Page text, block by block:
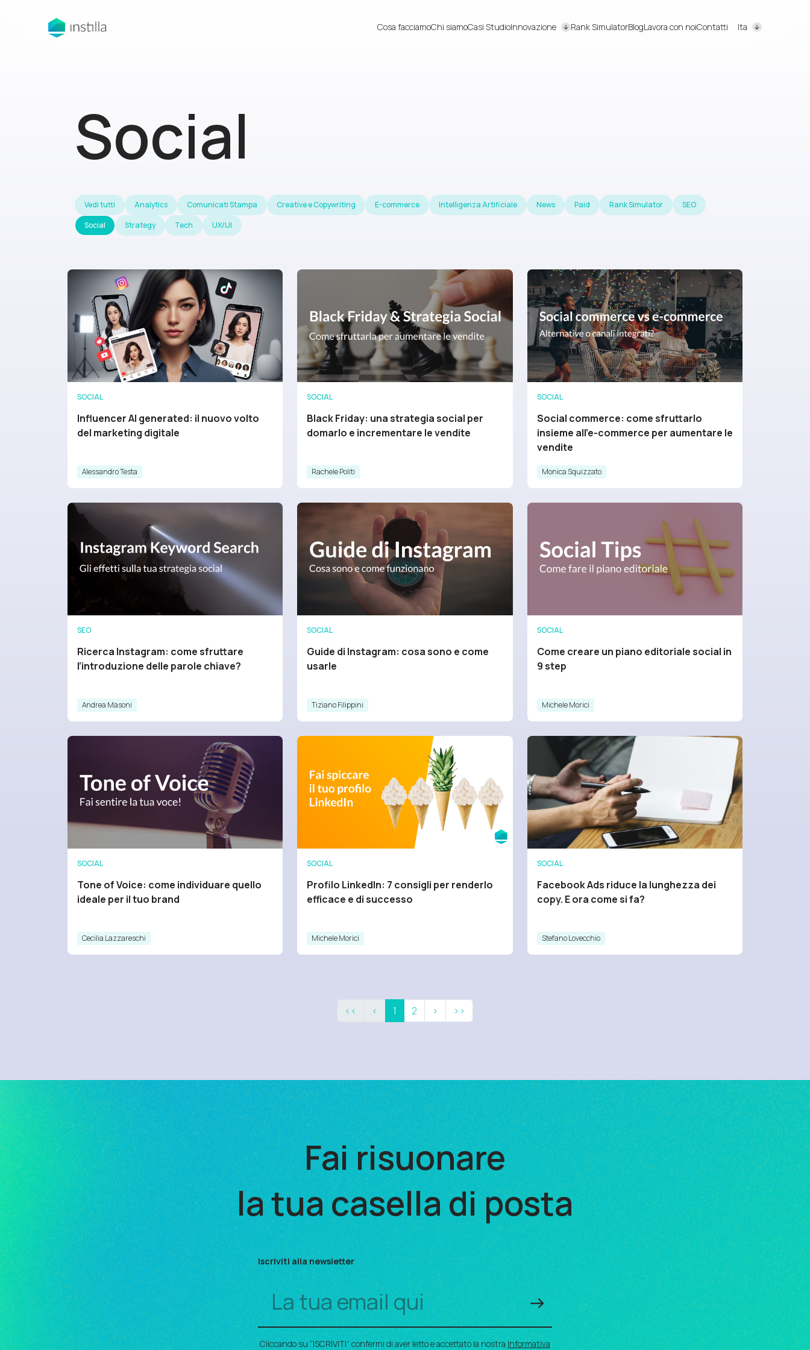
Cosa facciamoChi siamoCasi StudioInnovazione Rank SimulatorBlogLavora con noiContatti Ita
Social
Vedi tutti Analytics Comunicati Stampa Creative e Copywriting E-commerce Intelligenza Artificiale News Paid Rank Simulator
SEO
Social
Strategy Tech UX/UI
SOCIAL
Influencer AI generated: il nuovo volto
del marketing digitale
Alessandro Testa
SOCIAL
Black Friday: una strategia social per
domarlo e incrementare le vendite
Rachele Politi
SOCIAL
Social commerce: come sfruttarlo
insieme all'e-commerce per aumentare le
vendite
Monica Squizzato
SEO
Ricerca Instagram: come sfruttare
l’introduzione delle parole chiave?
Andrea Masoni
SOCIAL
Guide di Instagram: cosa sono e come
usarle
Tiziano Filippini
SOCIAL
Come creare un piano editoriale social in
9 step
Michele Morici
SOCIAL
Tone of Voice: come individuare quello
ideale per il tuo brand
Cecilia Lazzareschi
SOCIAL
Profilo LinkedIn: 7 consigli per renderlo
efficace e di successo
Michele Morici
SOCIAL
Facebook Ads riduce la lunghezza dei
copy. E ora come si fa?
Stefano Lovecchio
<< < 1 2 > >>
Fai risuonare
la tua casella di posta
Iscriviti alla newsletter
Cliccando su “ISCRIVITI” confermi di aver letto e accettato la nostraInformativa